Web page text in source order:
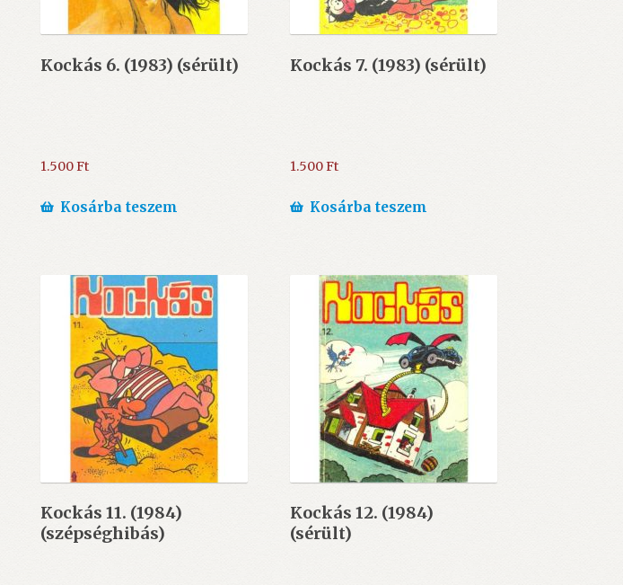
Kockás 6. (1983) (sérült)
1.500Ft
Kosárba teszem
Kockás 7. (1983) (sérült)
1.500Ft
Kosárba teszem
Kockás 11. (1984)
(szépséghibás)
Kockás 12. (1984)
(sérült)